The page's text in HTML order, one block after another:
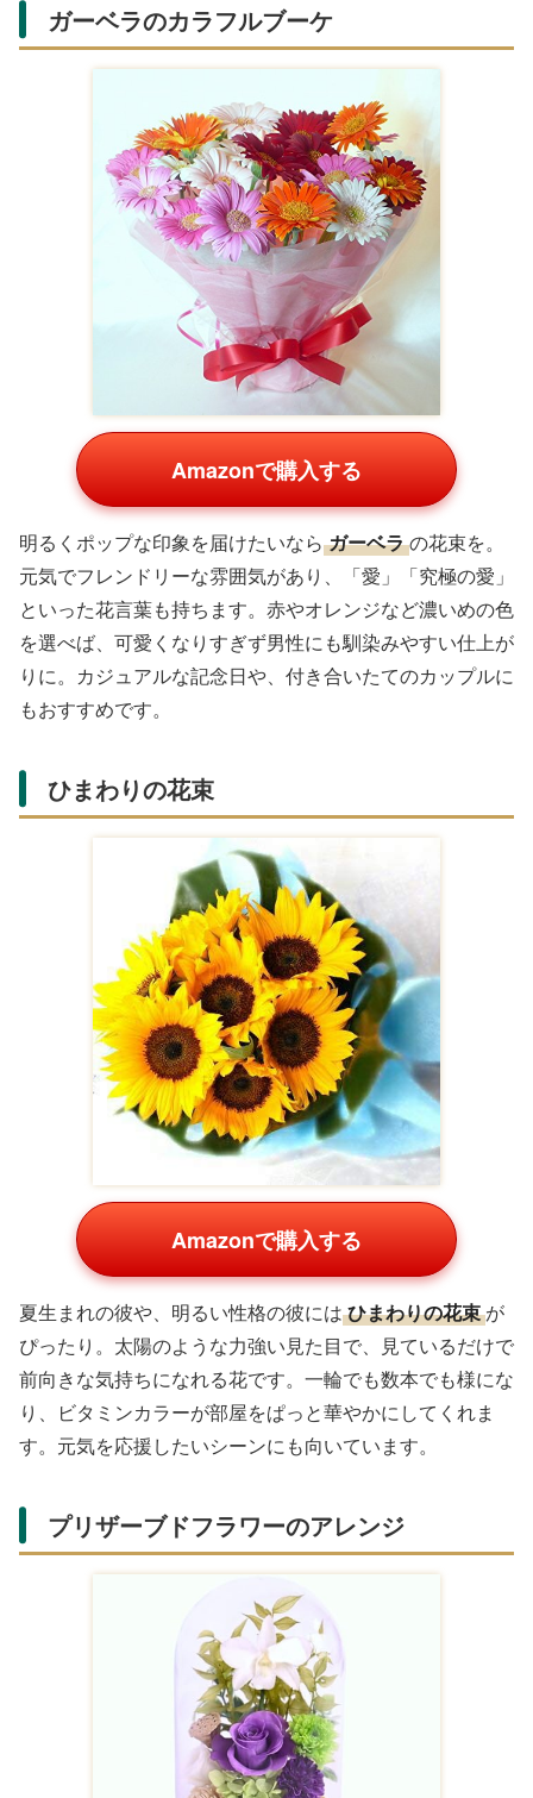
ガーベラのカラフルブーケ
Amazonで購入する
明るくポップな印象を届けたいなら ガーベラの花束を。
元気でフレンドリーな雰囲気があり、「愛」「究極の愛」
といった花言葉も持ちます。赤やオレンジなど濃いめの色
を選べば、可愛くなりすぎず男性にも馴染みやすい仕上が
りに。カジュアルな記念日や、付き合いたてのカップルに
もおすすめです。
ひまわりの花束
Amazonで購入する
夏生まれの彼や、明るい性格の彼には ひまわりの花束 が
ぴったり。太陽のような力強い見た目で、見ているだけで
前向きな気持ちになれる花です。一輪でも数本でも様にな
り、ビタミンカラーが部屋をぱっと華やかにしてくれま
す。元気を応援したいシーンにも向いています。
プリザーブドフラワーのアレンジ